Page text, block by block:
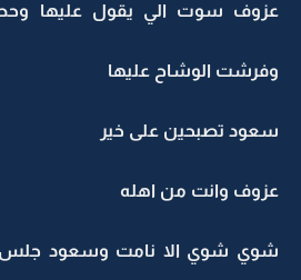
عزوف سوت الي يقول عليها
وفرشت الوشاح عليها
سعود تصبحين على خير
عزوف وانت من اهله
شوي شوي الا نامت وسعود جلس